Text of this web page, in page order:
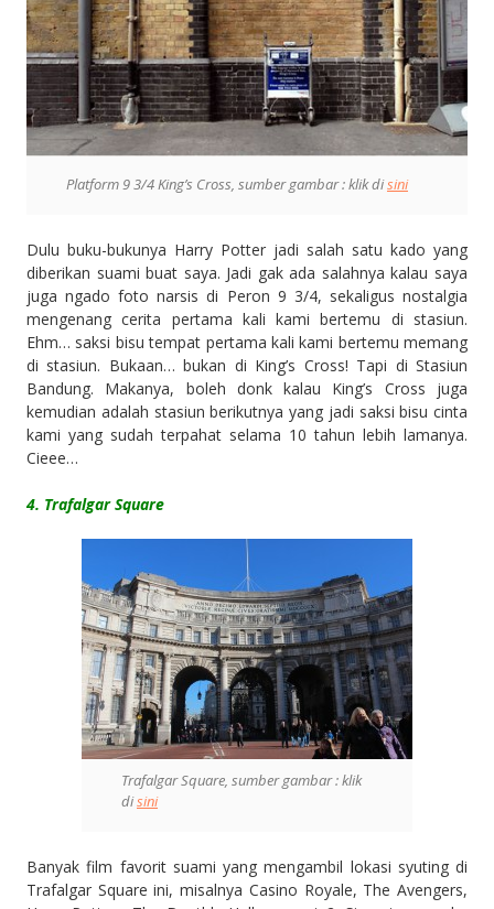
Platform 9 3/4 King’s Cross, sumber gambar : klik disini
Dulu buku-bukunya Harry Potter jadi salah satu kado yang
diberikan suami buat saya. Jadi gak ada salahnya kalau saya
juga ngado foto narsis di Peron 9 3/4, sekaligus nostalgia
mengenang cerita pertama kali kami bertemu di stasiun.
Ehm… saksi bisu tempat pertama kali kami bertemu memang
di stasiun. Bukaan… bukan di King’s Cross! Tapi di Stasiun
Bandung. Makanya, boleh donk kalau King’s Cross juga
kemudian adalah stasiun berikutnya yang jadi saksi bisu cinta
kami yang sudah terpahat selama 10 tahun lebih lamanya.
Cieee…
4. Trafalgar Square
Trafalgar Square, sumber gambar : klik
disini
Banyak film favorit suami yang mengambil lokasi syuting di
Trafalgar Square ini, misalnya Casino Royale, The Avengers,